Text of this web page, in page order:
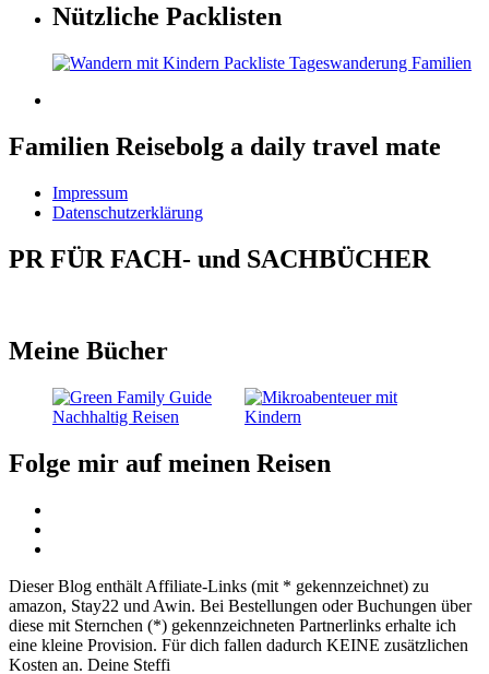
Nützliche Packlisten
Familien Reisebolg a daily travel mate
Impressum
Datenschutzerklärung
PR FÜR FACH- und SACHBÜCHER
Meine Bücher
Folge mir auf meinen Reisen
Dieser Blog enthält Affiliate-Links (mit * gekennzeichnet) zu
amazon, Stay22 und Awin. Bei Bestellungen oder Buchungen über
diese mit Sternchen (*) gekennzeichneten Partnerlinks erhalte ich
eine kleine Provision. Für dich fallen dadurch KEINE zusätzlichen
Kosten an. Deine Steffi